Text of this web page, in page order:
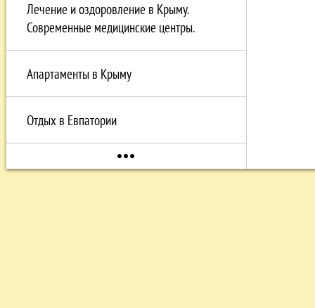
Лечение и оздоровление в Крыму.
Современные медицинские центры.
Апартаменты в Крыму
Отдых в Eвпатории
more_horiz